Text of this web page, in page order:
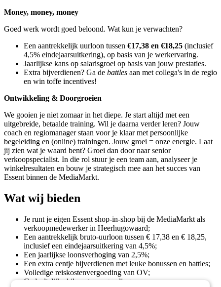
Money, money, money
Goed werk wordt goed beloond. Wat kun je verwachten?
Een aantrekkelijk uurloon tussen €17,38 en €18,25 (inclusief
4,5% eindejaarsuitkering), op basis van je werkervaring.
Jaarlijkse kans op salarisgroei op basis van jouw prestaties.
Extra bijverdienen? Ga de battles aan met collega's in de regio
en win toffe incentives!
Ontwikkeling & Doorgroeien
We gooien je niet zomaar in het diepe. Je start altijd met een
uitgebreide, betaalde training. Wil je daarna verder leren? Jouw
coach en regiomanager staan voor je klaar met persoonlijke
begeleiding en (online) trainingen. Jouw groei = onze energie. Laat
jij zien wat je waard bent? Groei dan door naar senior
verkoopspecialist. In die rol stuur je een team aan, analyseer je
winkelresultaten en bouw je strategisch mee aan het succes van
Essent binnen de MediaMarkt.
Wat wij bieden
Je runt je eigen Essent shop-in-shop bij de MediaMarkt als
verkoopmedewerker in Heerhugowaard;
Een aantrekkelijk bruto-uurloon tussen € 17,38 en € 18,25,
inclusief een eindejaarsuitkering van 4,5%;
Een jaarlijkse loonsverhoging van 2,5%;
Een extra centje bijverdienen met leuke bonussen en battles;
Volledige reiskostenvergoeding van OV;
Gedeeltelijke kilometervergoeding;